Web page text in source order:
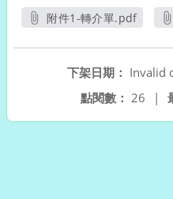
附件1-轉介單.pdf
下架日期： Invalid
點閱數： 26 |